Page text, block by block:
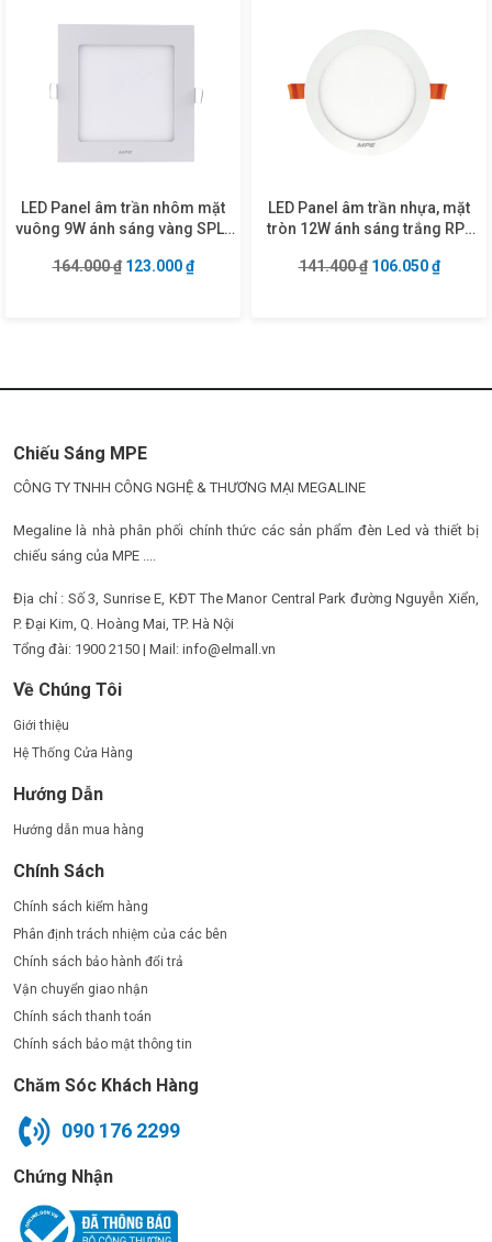
LED Panel âm trần nhôm mặt
vuông 9W ánh sáng vàng SPL-
164.000₫ Giá gốc là: 164.000 ₫.
123.000₫Giá hiện tại là: 123.000 ₫.
LED Panel âm trần nhựa, mặt
tròn 12W ánh sáng trắng RP-
141.400₫ Giá gốc là:
106.050₫Giá
Chiếu Sáng MPE
CÔNG TY TNHH CÔNG NGHỆ & THƯƠNG MẠI MEGALINE
Megaline là nhà phân phối chính thức các sản phẩm đèn Led và thiết bị
chiếu sáng của MPE ....
Địa chỉ : Số 3, Sunrise E, KĐT The Manor Central Park đường Nguyễn Xiển,
P. Đại Kim, Q. Hoàng Mai, TP. Hà Nội
Tổng đài: 1900 2150 | Mail: info@elmall.vn
Về Chúng Tôi
Giới thiệu
Hệ Thống Cửa Hàng
Hướng Dẫn
Hướng dẫn mua hàng
Chính Sách
Chính sách kiểm hàng
Phân định trách nhiệm của các bên
Chính sách bảo hành đổi trả
Vận chuyển giao nhận
Chính sách thanh toán
Chính sách bảo mật thông tin
Chăm Sóc Khách Hàng
090 176 2299
Chứng Nhận